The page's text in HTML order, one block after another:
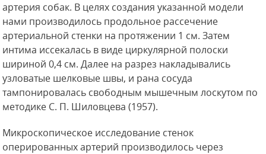
артерия собак. В целях создания указанной модели
нами производилось продольное рассечение
артериальной стенки на протяжении 1 см. Затем
интима иссекалась в виде циркулярной полоски
шириной 0,4 см. Далее на разрез накладывались
узловатые шелковые швы, и рана сосуда
тампонировалась свободным мышечным лоскутом по
методике С. П. Шиловцева (1957).
Микроскопическое исследование стенок
оперированных артерий производилось через